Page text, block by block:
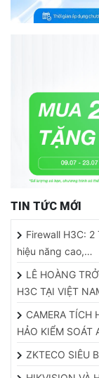
TIN TỨC MỚI
hiệu năng cao,…
LÊ HOÀNG
H3C TẠI VIỆT NAM
CAMERA TÍCH
HẢO KIỂM SOÁT
ZKTECO SIÊU
HIKVISION VÀ